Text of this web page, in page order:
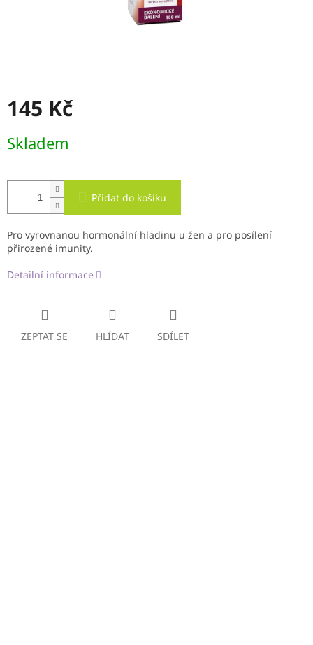
145 Kč
cena:
Skladem
Přidat do košíku
Pro vyrovnanou hormonální hladinu u žen a pro posílení
přirozené imunity.
Detailní informace
ZEPTAT SE HLÍDAT SDÍLET